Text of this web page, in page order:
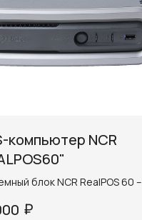
компьютер NCR
блок NCR RealPOS 60 –
формате.
₽